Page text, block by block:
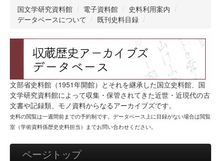
国文学研究資料館 / 電子資料館 / 史料利用案内 /
データベースについて / 既刊史料目録 /
文部省史料館（1951年開館）とそれを継承した国立史料館、国
文学研究資料館によって収集・保管されてきた近世・近現代の古
文書や記録類、モノ資料からなるアーカイブズです。
史料の閲覧は一週間前までの予約制です。データベース上に目録がない場合は閲覧
室（学術資料係歴史史料担当）までお問い合わせください。
ページトップ